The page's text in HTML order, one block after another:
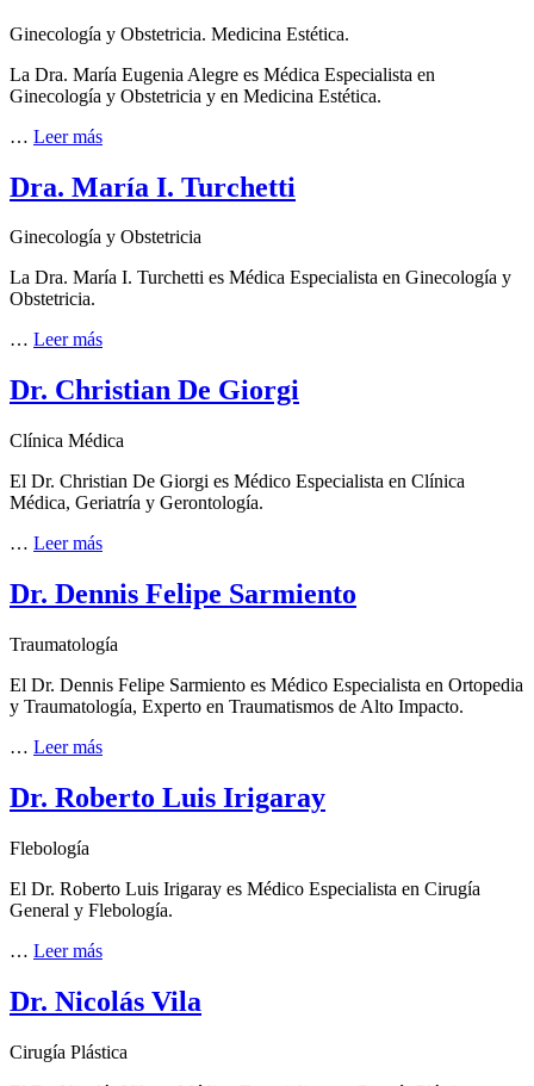
Ginecología y Obstetricia. Medicina Estética.
La Dra. María Eugenia Alegre es Médica Especialista en
Ginecología y Obstetricia y en Medicina Estética.
… Leer más
Dra. María I. Turchetti
Ginecología y Obstetricia
La Dra. María I. Turchetti es Médica Especialista en Ginecología y
Obstetricia.
… Leer más
Dr. Christian De Giorgi
Clínica Médica
El Dr. Christian De Giorgi es Médico Especialista en Clínica
Médica, Geriatría y Gerontología.
… Leer más
Dr. Dennis Felipe Sarmiento
Traumatología
El Dr. Dennis Felipe Sarmiento es Médico Especialista en Ortopedia
y Traumatología, Experto en Traumatismos de Alto Impacto.
… Leer más
Dr. Roberto Luis Irigaray
Flebología
El Dr. Roberto Luis Irigaray es Médico Especialista en Cirugía
General y Flebología.
… Leer más
Dr. Nicolás Vila
Cirugía Plástica